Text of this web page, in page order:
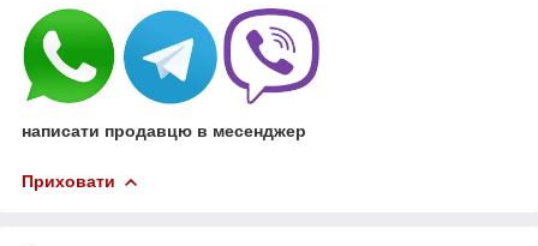
написати продавцю в месенджер
Приховати